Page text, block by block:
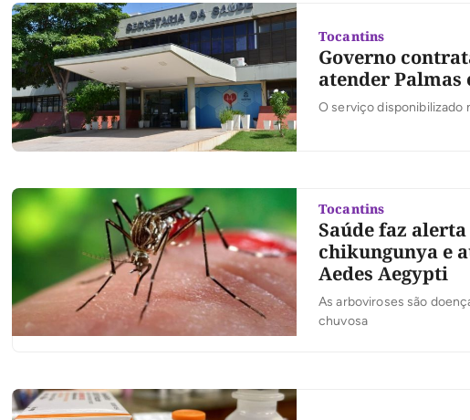
Tocantins
Governo
atender Palmas
O serviço disponibilizado
Tocantins
Saúde faz alerta
chikungunya e
Aedes Aegypti
As arboviroses são
chuvosa